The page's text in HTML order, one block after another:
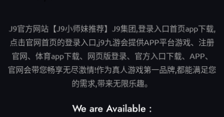
J9官方网站【J9小师妹推荐】J9集团,登录入口首页app下载,
点击官网首页的登录入口,j9九游会提供APP平台游戏、注册
官网、体育app下载、网页版登录、官方入口下载、APP、
官网会带您畅享无尽激情!作为真人游戏第一品牌,都能满足您
的需求,带来无限乐趣。
We are Available :